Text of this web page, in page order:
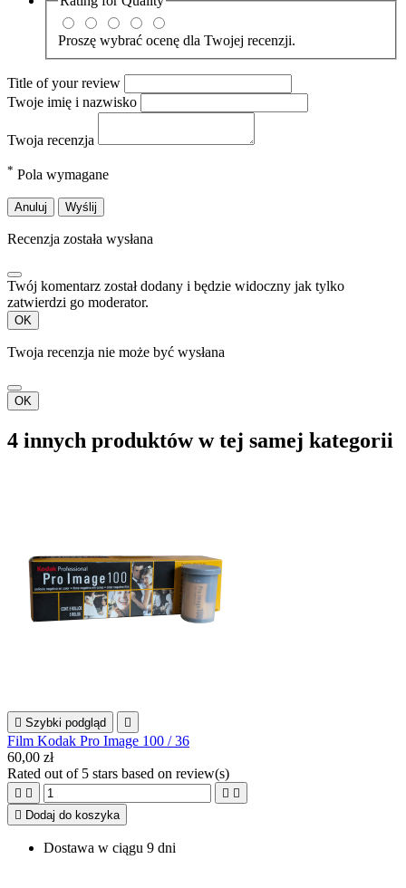
Proszę wybrać ocenę dla Twojej recenzji.
Title of your review
Twoje imię i nazwisko
Twoja recenzja
* Pola wymagane
Anuluj Wyślij
Recenzja została wysłana
Twój komentarz został dodany i będzie widoczny jak tylko
zatwierdzi go moderator.
OK
Twoja recenzja nie może być wysłana
OK
4 innych produktów w tej samej kategorii
 Szybki podgląd 
Film Kodak Pro Image 100 / 36
60,00 zł
Rated out of 5 stars based on review(s)
   
 Dodaj do koszyka
Dostawa w ciągu 9 dni